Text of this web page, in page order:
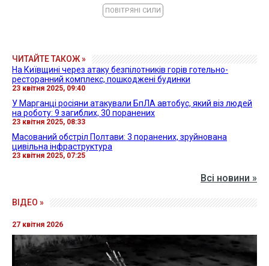
ПОВІТРЯНІ СИЛИ
ЧИТАЙТЕ ТАКОЖ »
На Київщині через атаку безпілотників горів готельно-
ресторанний комплекс, пошкоджені будинки
23 квітня 2025, 09:40
У Марганці росіяни атакували БпЛА автобус, який віз людей
на роботу: 9 загиблих, 30 поранених
23 квітня 2025, 08:33
Масований обстріл Полтави: 3 поранених, зруйнована
цивільна інфраструктура
23 квітня 2025, 07:25
Всі новини »
ВІДЕО »
27 квітня 2026